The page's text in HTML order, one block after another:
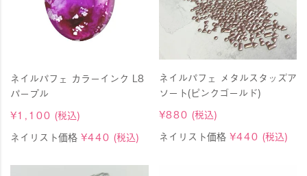
ネイルパフェ カラーインク L8
パープル
¥1,100 (税込)
ネイリスト価格 ¥440 (税込)
ネイルパフェ メタルスタッズア
ソート(ピンクゴールド)
¥880 (税込)
ネイリスト価格 ¥440 (税込)